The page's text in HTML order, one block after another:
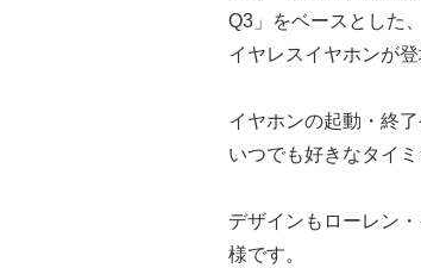
Q3」をベースとした
イヤレスイヤホンが登
イヤホンの起動・終
いつでも好きなタイ
デザインもローレン
様です。